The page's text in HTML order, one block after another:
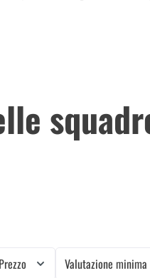
Prezzo Valutazione minima